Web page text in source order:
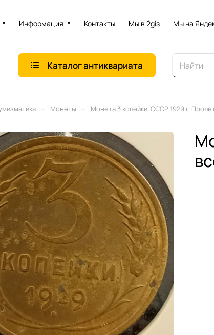
Информация Контакты Мы в 2gis Мы на
Каталог антиквариата
Монеты Монета 3 копейки, СССР 1929 г,